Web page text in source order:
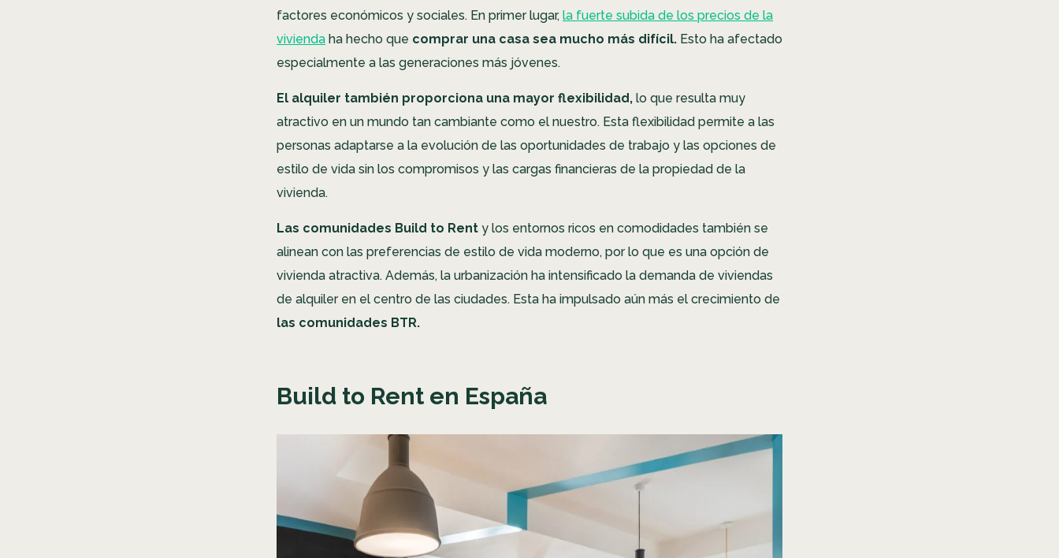
factores económicos y sociales. En primer lugar, la fuerte subida de los precios de la
vivienda ha hecho que comprar una casa sea mucho más difícil. Esto ha afectado
especialmente a las generaciones más jóvenes.
El alquiler también proporciona una mayor flexibilidad, lo que resulta muy
atractivo en un mundo tan cambiante como el nuestro. Esta flexibilidad permite a las
personas adaptarse a la evolución de las oportunidades de trabajo y las opciones de
estilo de vida sin los compromisos y las cargas financieras de la propiedad de la
vivienda.
Las comunidades Build to Rent y los entornos ricos en comodidades también se
alinean con las preferencias de estilo de vida moderno, por lo que es una opción de
vivienda atractiva. Además, la urbanización ha intensificado la demanda de viviendas
de alquiler en el centro de las ciudades. Esta ha impulsado aún más el crecimiento de
las comunidades BTR.
Build to Rent en España